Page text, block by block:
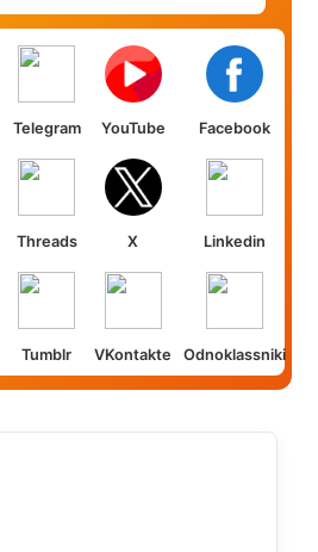
Telegram YouTube Facebook
Threads X Linkedin
Tumblr VKontakte Odnoklassniki